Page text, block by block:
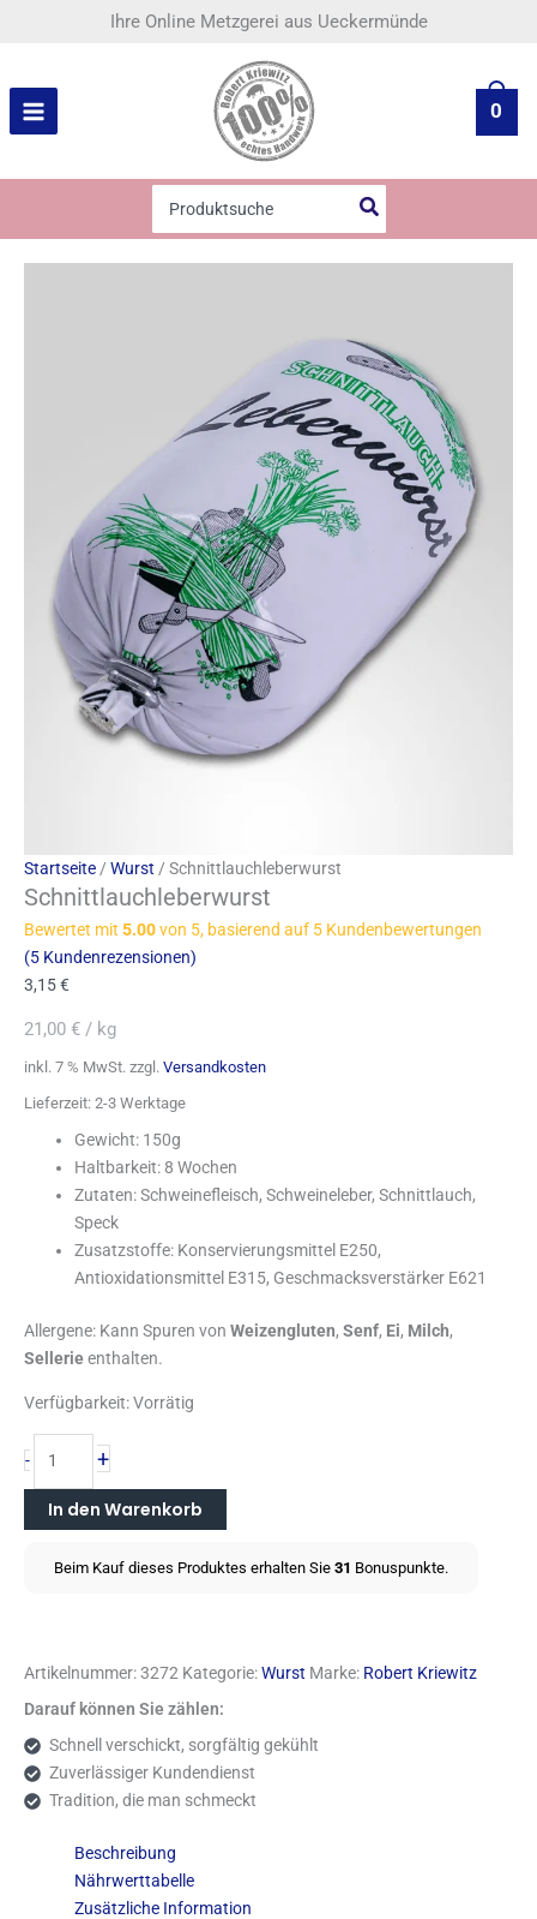
Ihre Online Metzgerei aus Ueckermünde
0
for:
Startseite / Wurst / Schnittlauchleberwurst
Schnittlauchleberwurst
Bewertet mit 5.00von 5, basierend auf 5 Kundenbewertungen
(5 Kundenrezensionen)
3,15€
21,00 € / kg
inkl. 7 % MwSt. zzgl. Versandkosten
Lieferzeit: 2-3 Werktage
Gewicht: 150g
Haltbarkeit: 8 Wochen
Zutaten: Schweinefleisch, Schweineleber, Schnittlauch,
Speck
Zusatzstoffe: Konservierungsmittel E250,
Antioxidationsmittel E315, Geschmacksverstärker E621
Allergene: Kann Spuren von Weizengluten, Senf, Ei, Milch,
Sellerieenthalten.
Verfügbarkeit:Vorrätig
-
Schnittlauchleberwurst
+
In den Warenkorb
Beim Kauf dieses Produktes erhalten Sie 31 Bonuspunkte.
Artikelnummer:3272 Kategorie:Wurst Marke: Robert Kriewitz
Darauf können Sie zählen:
Schnell verschickt, sorgfältig gekühlt
Zuverlässiger Kundendienst
Tradition, die man schmeckt
Beschreibung
Nährwerttabelle
Zusätzliche Information